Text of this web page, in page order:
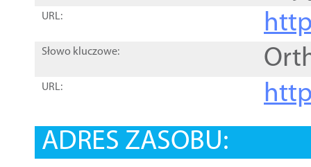
URL:
Słowo kluczowe:
URL:
ADRES ZASOBU: